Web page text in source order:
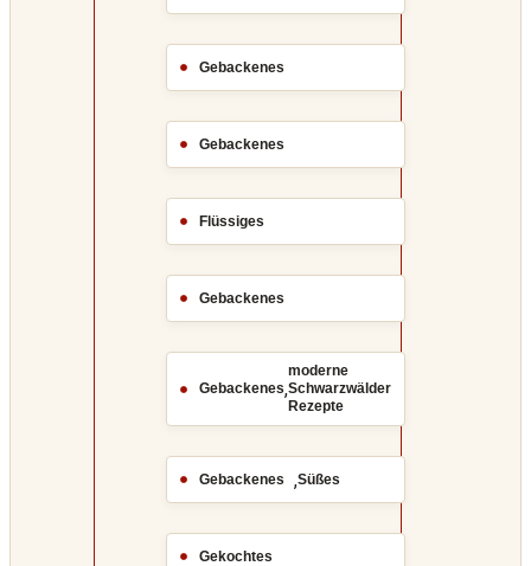
Gebackenes
Gebackenes
Flüssiges
Gebackenes
Gebackenes,
moderne
Schwarzwälder
Rezepte
Gebackenes ,Süßes
Gekochtes